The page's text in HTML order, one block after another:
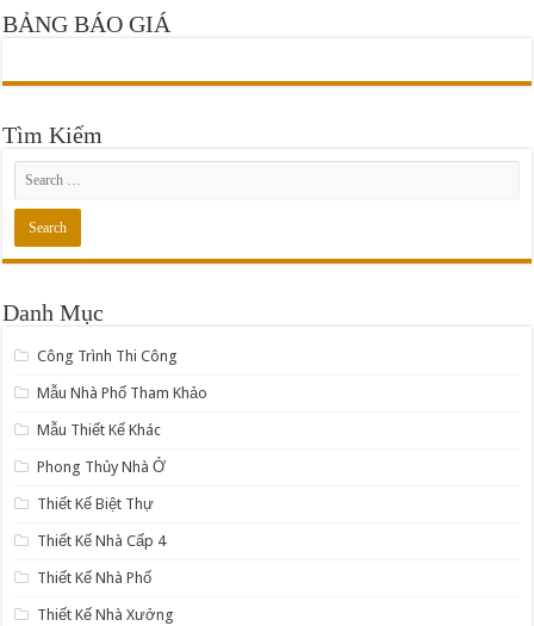
BẢNG BÁO GIÁ
Tìm Kiếm
Danh Mục
Công Trình Thi Công
Mẫu Nhà Phố Tham Khảo
Mẫu Thiết Kế Khác
Phong Thủy Nhà Ở
Thiết Kế Biệt Thự
Thiết Kế Nhà Cấp 4
Thiết Kế Nhà Phố
Thiết Kế Nhà Xưởng